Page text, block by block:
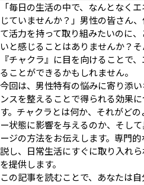
「毎日の生活の中で、なんとなく
じていませんか？」男性の皆さん
て活力を持って取り組みたいのに
いと感じることはありませんか？
『チャクラ』に目を向けることで
ることができるかもしれません。
今回は、男性特有の悩みに寄り添
ンスを整えることで得られる効果
す。チャクラとは何か、それがど
ー状態に影響を与えるのか、そし
ージの方法をお伝えします。専門
説し、日常生活にすぐに取り入れ
を提供します。
この記事を読むことで、あなたは